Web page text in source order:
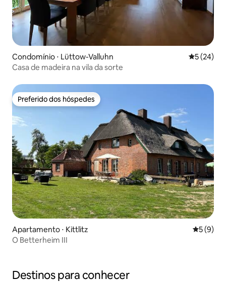
Condomínio ⋅ Lüttow-Valluhn 5 de uma
5 (24)
Casa de madeira na vila da sorte
Preferido dos hóspedes
Preferido dos hóspedes
Apartamento ⋅ Kittlitz 5 de
5 (9)
O Betterheim III
Destinos para conhecer